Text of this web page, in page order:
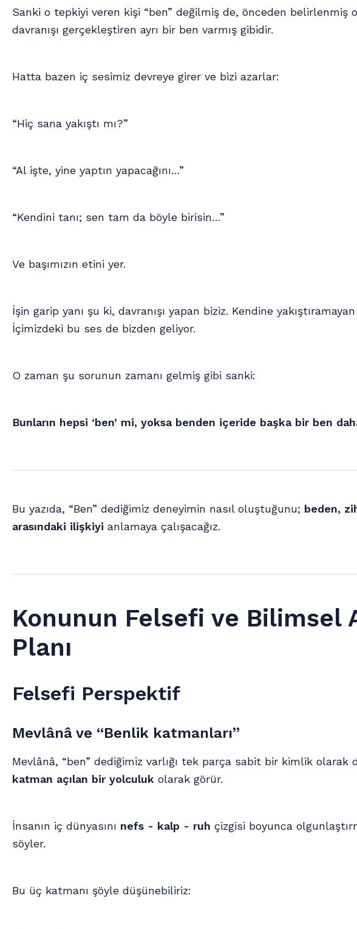
Sanki o tepkiyi veren kişi “ben” değilmiş de, önceden belirlenmiş
davranışı gerçekleştiren ayrı bir ben varmış gibidir.
Hatta bazen iç sesimiz devreye girer ve bizi azarlar:
“Hiç sana yakıştı mı?”
“Al işte, yine yaptın yapacağını…”
“Kendini tanı; sen tam da böyle birisin…”
Ve başımızın etini yer.
İşin garip yanı şu ki, davranışı yapan biziz. Kendine
İçimizdeki bu ses de bizden geliyor.
O zaman şu sorunun zamanı gelmiş gibi sanki:
Bunların hepsi ‘ben’ mi, yoksa benden içeride başka bir ben
Bu yazıda, “Ben” dediğimiz deneyimin nasıl oluştuğunu; beden,
arasındaki ilişkiyi anlamaya çalışacağız.
Konunun Felsefi ve Bilimsel
Planı
Felsefi Perspektif
Mevlânâ ve “Benlik katmanları”
Mevlânâ, “ben” dediğimiz varlığı tek parça sabit bir kimlik olarak
katman açılan bir yolculuk olarak görür.
İnsanın iç dünyasını nefs - kalp - ruh çizgisi boyunca
söyler.
Bu üç katmanı şöyle düşünebiliriz: